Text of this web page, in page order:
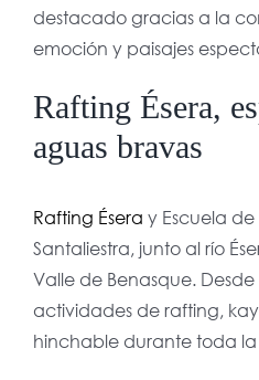
destacado gracias a la
emoción y paisajes
Rafting Ésera,
aguas bravas
Rafting Ésera y Escuela
Santaliestra, junto al río
Valle de Benasque.
actividades de rafting,
hinchable durante toda